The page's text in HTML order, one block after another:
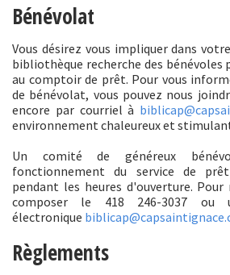
Bénévolat
Vous désirez vous impliquer dans
bibliothèque recherche des bénévoles
au comptoir de prêt. Pour vous
de bénévolat, vous pouvez nous
encore par courriel à
environnement chaleureux et
Un comité de généreux
fonctionnement du service de
pendant les heures d'ouverture.
composer le 418 246-3037 ou
électronique
Règlements